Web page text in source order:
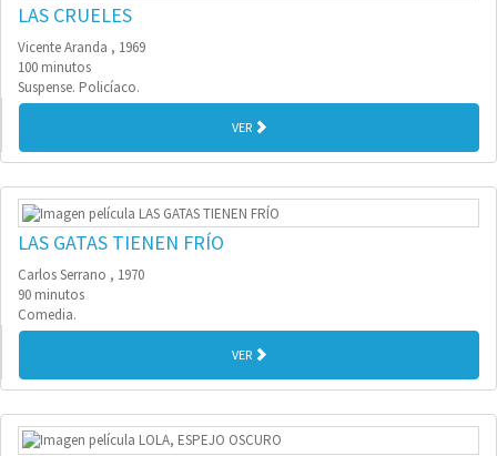
LAS CRUELES
Vicente Aranda , 1969
100 minutos
Suspense. Policíaco.
VER
LAS GATAS TIENEN FRÍO
Carlos Serrano , 1970
90 minutos
Comedia.
VER